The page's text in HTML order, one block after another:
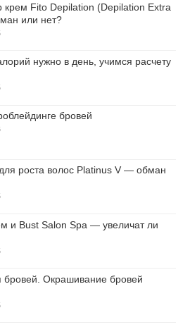
крем Fito Depilation (Depilation Extra
или нет?
нужно в день, учимся расчету
бровей
роста волос Platinus V — обман
и Bust Salon Spa — увеличат ли
бровей. Окрашивание бровей